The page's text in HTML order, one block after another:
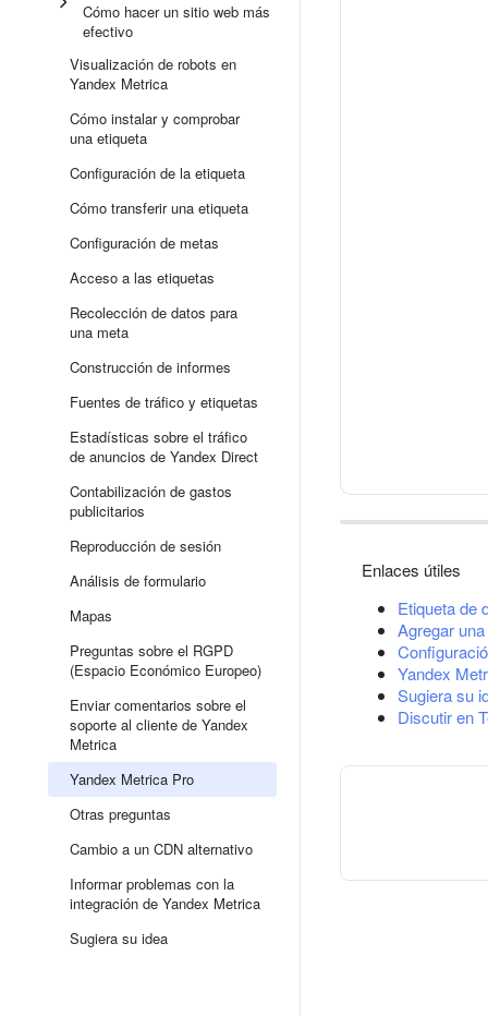
Cómo hacer un sitio web más
efectivo
Visualización de robots en
Yandex Metrica
Cómo instalar y comprobar
una etiqueta
Configuración de la etiqueta
Cómo transferir una etiqueta
Configuración de metas
Acceso a las etiquetas
Recolección de datos para
una meta
Construcción de informes
Fuentes de tráfico y etiquetas
Estadísticas sobre el tráfico
de anuncios de Yandex Direct
Contabilización de gastos
publicitarios
Reproducción de sesión
Análisis de formulario
Mapas
Preguntas sobre el RGPD
(Espacio Económico Europeo)
Enviar comentarios sobre el
soporte al cliente de Yandex
Metrica
Yandex Metrica Pro
Otras preguntas
Cambio a un CDN alternativo
Informar problemas con la
integración de Yandex Metrica
Sugiera su idea
Enlaces útiles
Etiqueta de
Agregar
Yandex
Sugiera su
Discutir en